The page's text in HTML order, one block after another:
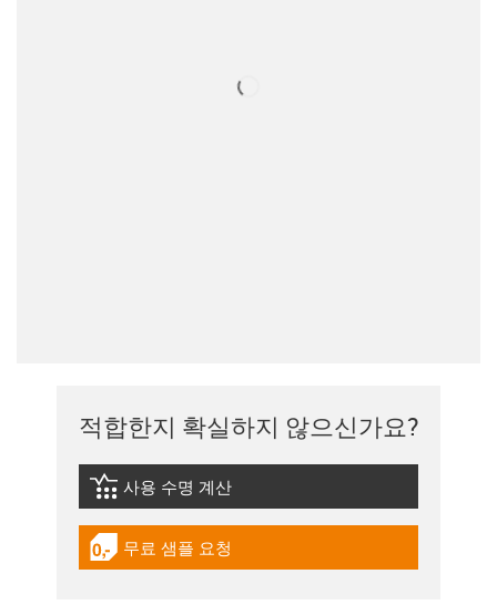
적합한지 확실하지 않으신가요?
igus-icon-lebensdauerrechner
사용 수명 계산
igus-icon-gratismuster
무료 샘플 요청